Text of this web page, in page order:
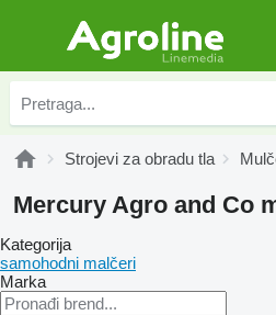
Strojevi za obradu tla
Mercury Agro and Co
Kategorija
samohodni malčeri
Marka